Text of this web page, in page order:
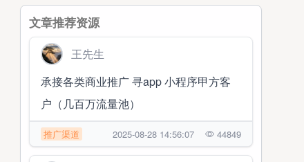
文章推荐资源
王先生
承接各类商业推广 寻app 小程序甲方客
户（几百万流量池）
推广渠道 2025-08-28 14:56:07 44849